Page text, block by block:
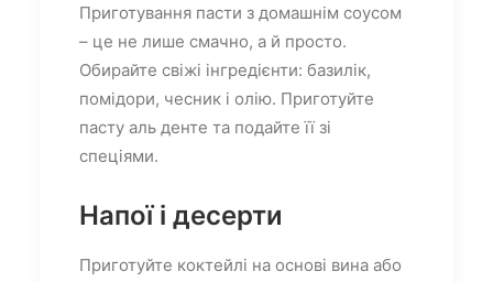
Приготування пасти з домашнім соусом
– це не лише смачно, а й просто.
Обирайте свіжі інгредієнти: базилік,
помідори, чесник і олію. Приготуйте
пасту аль денте та подайте її зі
спеціями.
Напої і десерти
Приготуйте коктейлі на основі вина або